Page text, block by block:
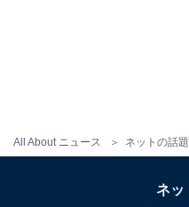
All About ニュース ネットの話題
ネッ